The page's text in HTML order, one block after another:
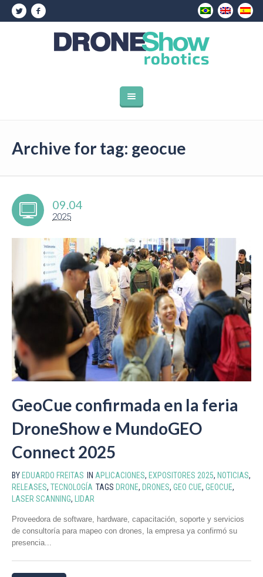
Archive for tag: geocue
09.04
2025
GeoCue confirmada en la feria
DroneShow e MundoGEO
Connect 2025
BY EDUARDO FREITAS IN APLICACIONES, EXPOSITORES 2025, NOTICIAS,
RELEASES, TECNOLOGÍA TAGS DRONE, DRONES, GEO CUE, GEOCUE,
LASER SCANNING, LIDAR
Proveedora de software, hardware, capacitación, soporte y servicios
de consultoría para mapeo con drones, la empresa ya confirmó su
presencia...